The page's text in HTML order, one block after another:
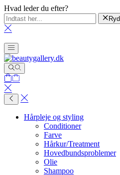
Hvad leder du efter?
Ryd
Hårpleje og styling
Conditioner
Farve
Hårkur/Treatment
Hovedbundsproblemer
Olie
Shampoo